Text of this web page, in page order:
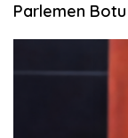
Parlemen Botu